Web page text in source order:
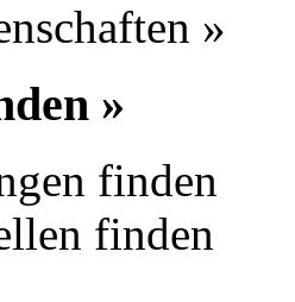
»
»
finden
finden